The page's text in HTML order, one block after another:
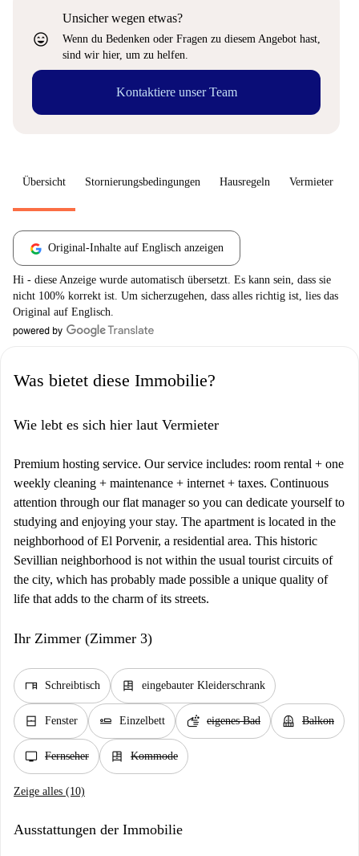
sentiment_very_satisfied
Unsicher wegen etwas?
Wenn du Bedenken oder Fragen zu diesem Angebot hast,
sind wir hier, um zu helfen.
Kontaktiere unser Team
Übersicht Stornierungsbedingungen Hausregeln Vermieter
Original-Inhalte auf Englisch anzeigen
Hi - diese Anzeige wurde automatisch übersetzt. Es kann sein, dass sie
nicht 100% korrekt ist. Um sicherzugehen, dass alles richtig ist, lies das
Original auf Englisch.
Was bietet diese Immobilie?
Wie lebt es sich hier laut Vermieter
Premium hosting service. Our service includes: room rental + one
weekly cleaning + maintenance + internet + taxes. Continuous
attention through our flat manager so you can dedicate yourself to
studying and enjoying your stay. The apartment is located in the
neighborhood of El Porvenir, a residential area. This historic
Sevillian neighborhood is not within the usual tourist circuits of
the city, which has probably made possible a unique quality of
life that adds to the charm of its streets.
Ihr Zimmer (Zimmer 3)
desk Schreibtisch dresser eingebauter Kleiderschrank
window_closed Fenster airline_seat_flat Einzelbett soap eigenes Bad balcony Balkon
tv Fernseher dresser Kommode
Zeige alles (10)
Ausstattungen der Immobilie